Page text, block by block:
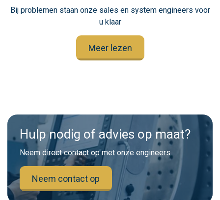
Bij problemen staan onze sales en system engineers voor
u klaar
Meer lezen
Hulp nodig of advies op maat?
Neem direct contact op met onze engineers.
Neem contact op